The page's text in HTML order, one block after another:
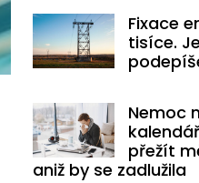
Fixace
tisíce.
Nemoc
přežít
aniž by se zadlužila